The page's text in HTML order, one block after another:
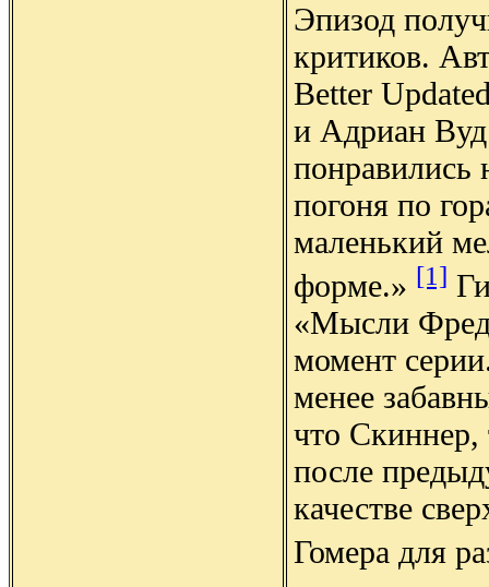
Эпизод
критиков.
Better
и Адриан
понравились
погоня по
маленький
форме.» [1]
«Мысли
момент
менее
что Скиннер,
после
качестве
Гомера для